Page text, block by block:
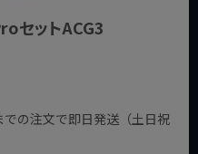
セットACG3
の注文で即日発送（土日祝